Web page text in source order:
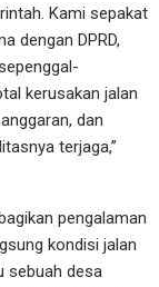
Kami sepakat
dengan DPRD,
kerusakan jalan
dan
terjaga,”
pengalaman
kondisi jalan
sebuah desa